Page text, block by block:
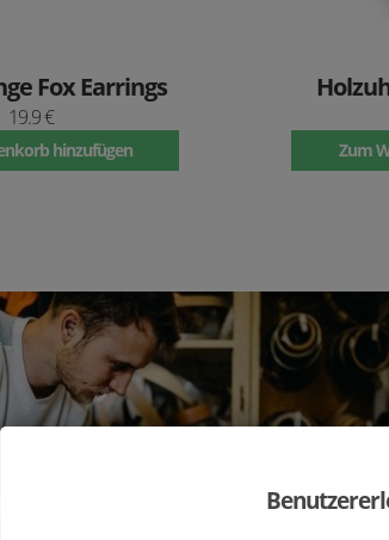
Fox Earrings
19.9 €
hinzufügen Zum